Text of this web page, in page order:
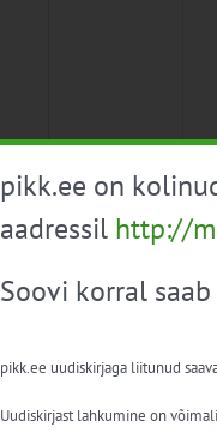
pikk.ee on
aadressil http://
Soovi korral
pikk.ee uudiskirjaga liitunud
Uudiskirjast lahkumine on